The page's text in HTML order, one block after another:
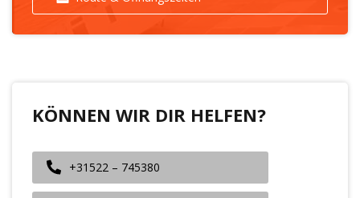
KÖNNEN WIR DIR HELFEN?
+31522 – 745380